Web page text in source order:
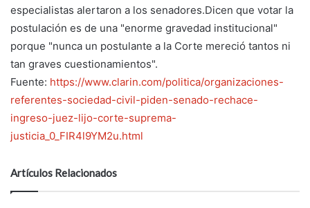
especialistas alertaron a los senadores.Dicen que votar la
postulación es de una "enorme gravedad institucional"
porque "nunca un postulante a la Corte mereció tantos ni
tan graves cuestionamientos".
Fuente: https://www.clarin.com/politica/organizaciones-
referentes-sociedad-civil-piden-senado-rechace-
ingreso-juez-lijo-corte-suprema-
justicia_0_FIR4l9YM2u.html
Artículos Relacionados